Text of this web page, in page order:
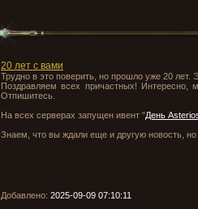
20 лет с вами
Трудно в это поверить, но прошло уже 20 лет.
Поздравляем всех причастных! Интересно,
Отпишитесь.
На всех серверах запущен ивент "День
Знаем, что вы ждали еще и другую новость, но
Добавлено: 2025-09-09 07:10:11